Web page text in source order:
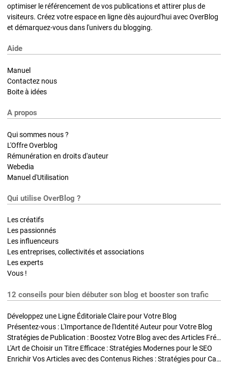
optimiser le référencement de vos publications et attirer plus de
visiteurs. Créez votre espace en ligne dès aujourd'hui avec OverBlog
et démarquez-vous dans l'univers du blogging.
Aide
Manuel
Contactez nous
Boite à idées
A propos
Qui sommes nous ?
L'Offre Overblog
Rémunération en droits d'auteur
Webedia
Manuel d'Utilisation
Qui utilise OverBlog ?
Les créatifs
Les passionnés
Les influenceurs
Les entreprises, collectivités et associations
Les experts
Vous !
12 conseils pour bien débuter son blog et booster son trafic
Développez une Ligne Éditoriale Claire pour Votre Blog
Présentez-vous : L'Importance de l'Identité Auteur pour Votre Blog
Stratégies de Publication : Boostez Votre Blog avec des Articles Fréquents et Exclusifs
L'Art de Choisir un Titre Efficace : Stratégies Modernes pour le SEO
Enrichir Vos Articles avec des Contenus Riches : Stratégies pour Captiver et Optimiser